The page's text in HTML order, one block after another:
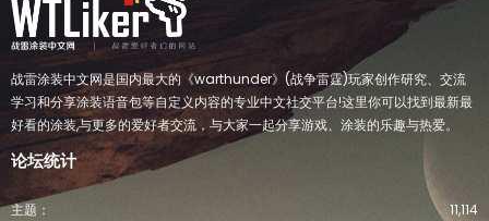
战雷涂装中文网是国内最大的《warthunder》(战争雷霆)玩家创作研究、交流
学习和分享涂装语音包等自定义内容的专业中文社交平台!这里你可以找到最新最
好看的涂装,与更多的爱好者交流，与大家一起分享游戏、涂装的乐趣与热爱。
论坛统计
主题 11,114